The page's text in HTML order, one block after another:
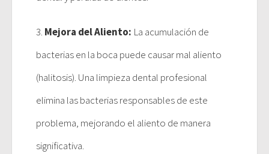
3. Mejora del Aliento: La acumulación de
bacterias en la boca puede causar mal aliento
(halitosis). Una limpieza dental profesional
elimina las bacterias responsables de este
problema, mejorando el aliento de manera
significativa.